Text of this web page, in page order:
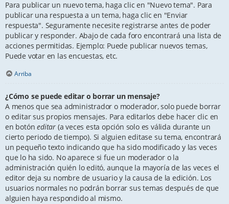
Para publicar un nuevo tema, haga clic en "Nuevo tema". Para
publicar una respuesta a un tema, haga clic en "Enviar
respuesta". Seguramente necesite registrarse antes de poder
publicar y responder. Abajo de cada foro encontrará una lista de
acciones permitidas. Ejemplo: Puede publicar nuevos temas,
Puede votar en las encuestas, etc.
Arriba
¿Cómo se puede editar o borrar un mensaje?
A menos que sea administrador o moderador, solo puede borrar
o editar sus propios mensajes. Para editarlos debe hacer clic en
en botóneditar (a veces esta opción solo es válida durante un
cierto periodo de tiempo). Si alguien editase su tema, encontrará
un pequeño texto indicando que ha sido modificado y las veces
que lo ha sido. No aparece si fue un moderador o la
administración quién lo editó, aunque la mayoría de las veces el
editor deja su nombre de usuario y la causa de la edición. Los
usuarios normales no podrán borrar sus temas después de que
alguien haya respondido al mismo.